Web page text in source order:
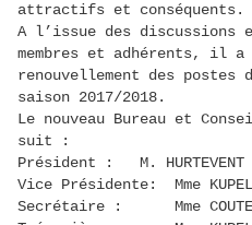
attractifs et conséquents.
A l’issue des discussions
membres et adhérents, il
renouvellement des
saison 2017/2018.
Le nouveau Bureau et
suit :
Président : M.
Vice Présidente: Mme
Secrétaire : Mme